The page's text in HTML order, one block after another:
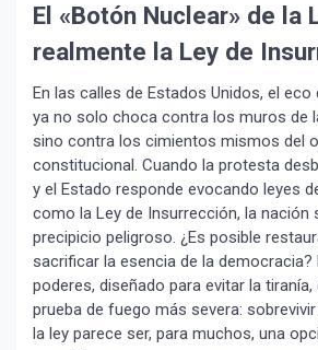
El «Botón Nuclear» de la
realmente la Ley de
En las calles de Estados Unidos, el
ya no solo choca contra los muros de
sino contra los cimientos mismos del
constitucional. Cuando la protesta
y el Estado responde evocando leyes
como la Ley de Insurrección, la nación
precipicio peligroso. ¿Es posible
sacrificar la esencia de la democracia?
poderes, diseñado para evitar la
prueba de fuego más severa:
la ley parece ser, para muchos, una